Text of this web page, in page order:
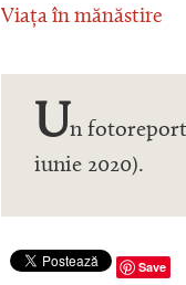
Viața în mănăstire
Un
iunie 2020).
Save